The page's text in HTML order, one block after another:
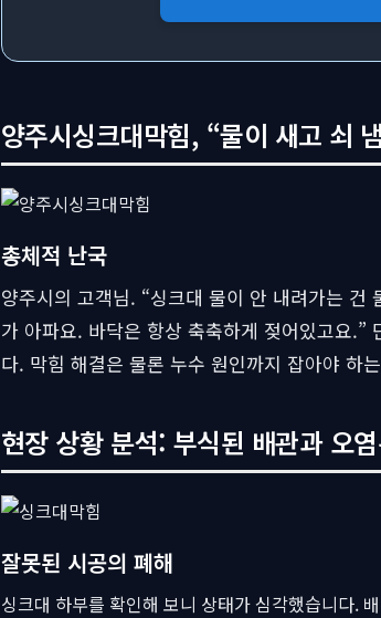
양주시싱크대막힘, “물이 새고 쇠
총체적 난국
양주시의 고객님. “싱크대 물이 안 내려가는 건
가 아파요. 바닥은 항상 축축하게 젖어있고요.”
다. 막힘 해결은 물론 누수 원인까지 잡아야 하
현장 상황 분석: 부식된 배관과 오
잘못된 시공의 폐해
싱크대 하부를 확인해 보니 상태가 심각했습니다.